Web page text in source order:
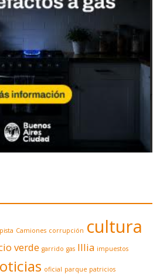
Camiones corrupción cultura
verde garrido gas Illia impuestos
oficial parque patricios